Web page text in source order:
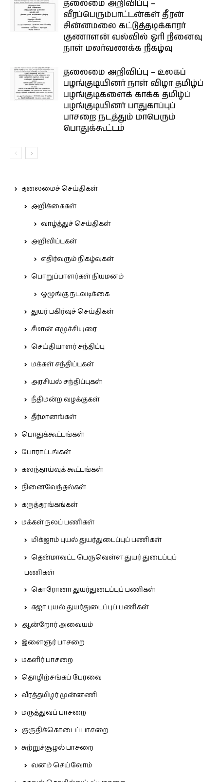
தலைமை அறிவிப்பு –
வீரப்பெரும்பாட்டன்கள் தீரன்
சின்னமலை கட்டுத்தடிக்காரர்
குணாளன் வல்வில் ஓரி நினைவு
நாள் மலர்வணக்க நிகழ்வு
தலைமை அறிவிப்பு – உலகப்
பழங்குடியினர் நாள் விழா தமிழ்ப்
பழங்குடிகளைக் காக்க தமிழ்ப்
பழங்குடியினர் பாதுகாப்புப்
பாசறை நடத்தும் மாபெரும்
பொதுக்கூட்டம்
தலைமைச் செய்திகள்
அறிக்கைகள்
வாழ்த்துச் செய்திகள்
அறிவிப்புகள்
எதிர்வரும் நிகழ்வுகள்
பொறுப்பாளர்கள் நியமனம்
ஒழுங்கு நடவடிக்கை
துயர் பகிர்வுச் செய்திகள்
சீமான் எழுச்சியுரை
செய்தியாளர் சந்திப்பு
மக்கள் சந்திப்புகள்
அரசியல் சந்திப்புகள்
நீதிமன்ற வழக்குகள்
தீர்மானங்கள்
பொதுக்கூட்டங்கள்
போராட்டங்கள்
கலந்தாய்வுக் கூட்டங்கள்
நினைவேந்தல்கள்
கருத்தரங்கங்கள்
மக்கள் நலப் பணிகள்
மிக்ஜாம் புயல் துயர்துடைப்புப் பணிகள்
தென்மாவட்ட பெருவெள்ள துயர் துடைப்புப்
பணிகள்
கொரோனா துயர்துடைப்புப் பணிகள்
கஜா புயல் துயர்துடைப்புப் பணிகள்
ஆன்றோர் அவையம்
இளைஞர் பாசறை
மகளிர் பாசறை
தொழிற்சங்கப் பேரவை
வீரத்தமிழர் முன்னணி
மருத்துவப் பாசறை
குருதிக்கொடைப் பாசறை
சுற்றுச்சூழல் பாசறை
வனம் செய்வோம்